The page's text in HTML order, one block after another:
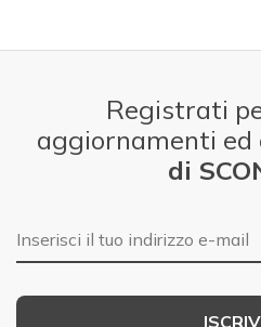
Registrati
aggiornamenti ed
di
E-mail